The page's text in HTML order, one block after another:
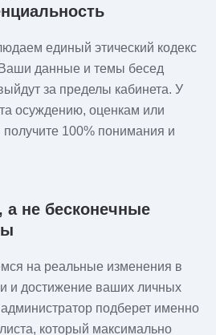
единый этический кодекс
данные и темы бесед
за пределы кабинета. У
осуждению, оценкам или
получите 100% понимания и
а не бесконечные
на реальные изменения в
и достижение ваших личных
подберет именно
который максимально